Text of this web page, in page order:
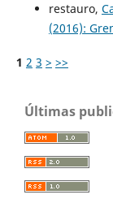
restauro,
(2016):
1 2 3 > >>
Últimas